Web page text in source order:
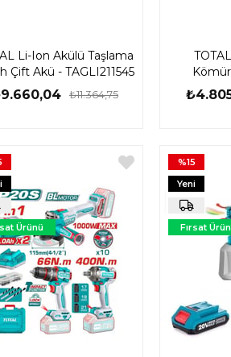
Li-Ion Akülü Taşlama
Çift Akü - TAGLI211545
₺11.364,75
Ürünü
%15
Yeni
Ürün
Fırsat